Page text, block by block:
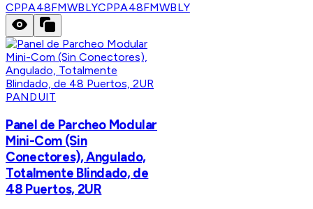
CPPA48FMWBLYCPPA48FMWBLY
PANDUIT
Panel de Parcheo Modular
Mini-Com (Sin
Conectores), Angulado,
Totalmente Blindado, de
48 Puertos, 2UR